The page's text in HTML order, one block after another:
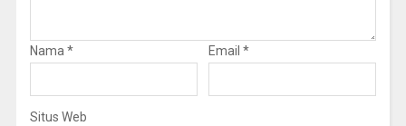
Nama * Email *
Situs Web